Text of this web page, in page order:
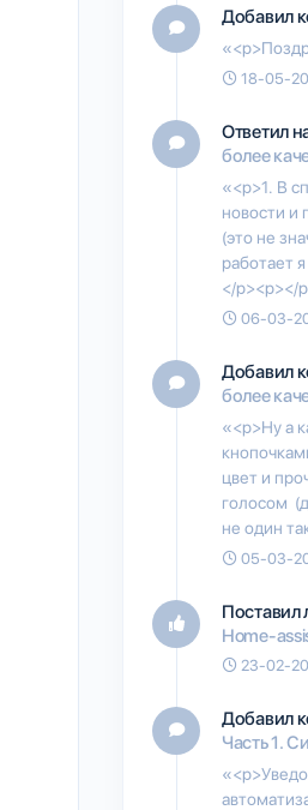
Добавил
18-05-
Ответил
более
«<p>1. В
новости и
(это не
работает
</p><p></
06-03-
Добавил
более
«<p>Ну а
цвет и
голосом
не один
05-03-
Поставил
Home-
23-02-
Добавил
Часть 1.